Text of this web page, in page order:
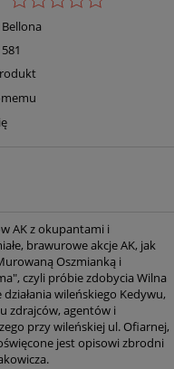
Bellona
581
AK z okupantami i
brawurowe akcje AK, jak
Oszmianką i
czyli próbie zdobycia Wilna
wileńskiego Kedywu,
zdrajców, agentów i
przy wileńskiej ul. Ofiarnej,
jest opisowi zbrodni